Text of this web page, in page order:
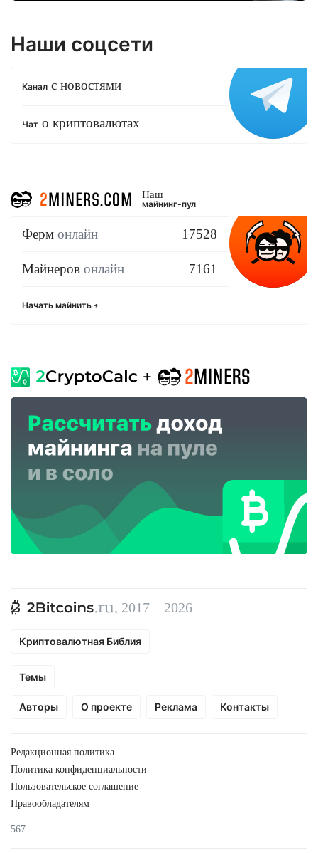
Наши соцсети
Канал с новостями
Чат о криптовалютах
Наш
майнинг-пул
Ферм онлайн 17528
Майнеров онлайн 7161
Начать майнить
, 2017—2026
Криптовалютная Библия
Темы
Авторы О проекте Реклама Контакты
Редакционная политика
Политика конфиденциальности
Пользовательское соглашение
Правообладателям
567